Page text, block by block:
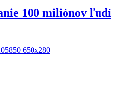
100 miliónov ľudí